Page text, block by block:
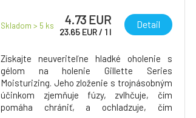
Skladom > 5 ks 4.73 EUR
23.65 EUR / 1 l
Detail
Získajte neuveriteľne hladké oholenie s
gélom na holenie Gillette Series
Moisturizing. Jeho zloženie s trojnásobným
účinkom zjemňuje fúzy, zvlhčuje, čím
pomáha chrániť, a ochladzuje, čím